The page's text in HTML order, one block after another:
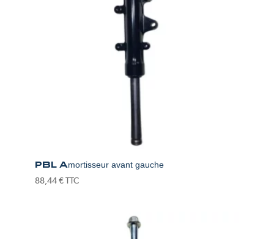
PBL Amortisseur avant gauche
88,44€ TTC